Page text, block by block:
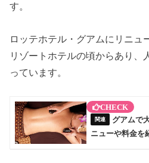
す。
ロッテホテル・グアムにリニュ
リゾートホテルの頃からあり、
っています。
グアムで
ニューや料金を